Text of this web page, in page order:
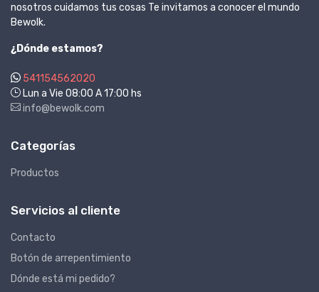
nosotros cuidamos tus cosas Te invitamos a conocer el mundo
Bewolk.
¿Dónde estamos?
541154562020
Lun a Vie 08:00 A 17:00 hs
info@bewolk.com
Categorías
Productos
Servicios al cliente
Contacto
Botón de arrepentimiento
Dónde está mi pedido?